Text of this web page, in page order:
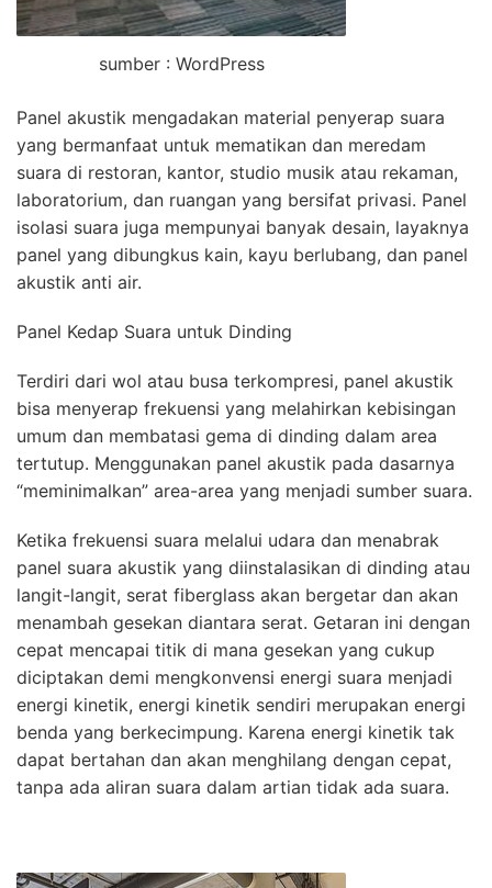
sumber : WordPress
Panel akustik mengadakan material penyerap suara
yang bermanfaat untuk mematikan dan meredam
suara di restoran, kantor, studio musik atau rekaman,
laboratorium, dan ruangan yang bersifat privasi. Panel
isolasi suara juga mempunyai banyak desain, layaknya
panel yang dibungkus kain, kayu berlubang, dan panel
akustik anti air.
Panel Kedap Suara untuk Dinding
Terdiri dari wol atau busa terkompresi, panel akustik
bisa menyerap frekuensi yang melahirkan kebisingan
umum dan membatasi gema di dinding dalam area
tertutup. Menggunakan panel akustik pada dasarnya
“meminimalkan” area-area yang menjadi sumber suara.
Ketika frekuensi suara melalui udara dan menabrak
panel suara akustik yang diinstalasikan di dinding atau
langit-langit, serat fiberglass akan bergetar dan akan
menambah gesekan diantara serat. Getaran ini dengan
cepat mencapai titik di mana gesekan yang cukup
diciptakan demi mengkonvensi energi suara menjadi
energi kinetik, energi kinetik sendiri merupakan energi
benda yang berkecimpung. Karena energi kinetik tak
dapat bertahan dan akan menghilang dengan cepat,
tanpa ada aliran suara dalam artian tidak ada suara.